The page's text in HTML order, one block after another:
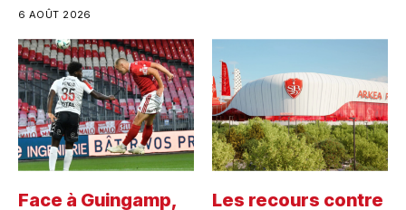
6 AOÛT 2026
Face à Guingamp,
Les recours contre